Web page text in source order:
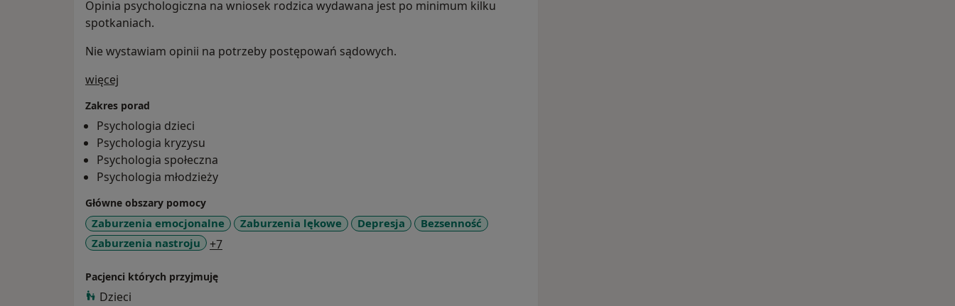
Opinia psychologiczna na wniosek rodzica wydawana jest po minimum kilku
spotkaniach.
Nie wystawiam opinii na potrzeby postępowań sądowych.
więcej
Zakres porad
Psychologia dzieci
Psychologia kryzysu
Psychologia społeczna
Psychologia młodzieży
Główne obszary pomocy
Zaburzenia emocjonalne Zaburzenia lękowe Depresja
Bezsenność
Zaburzenia nastroju
+7a11y_sr_more_diseases
Pacjenci których przyjmuję
Dzieci